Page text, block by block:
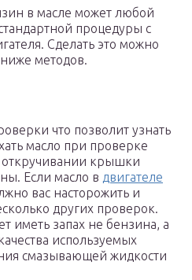
в масле может любой
процедуры с
Сделать это можно
методов.
что позволит узнать
масло при проверке
крышки
Если масло в двигателе
вас насторожить и
других проверок.
иметь запах не бензина, а
используемых
смазывающей жидкости